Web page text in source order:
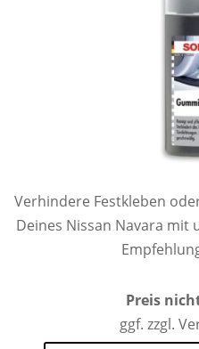
Verhindere Festkleben
Deines Nissan Navara
Preis
ggf. zzgl.